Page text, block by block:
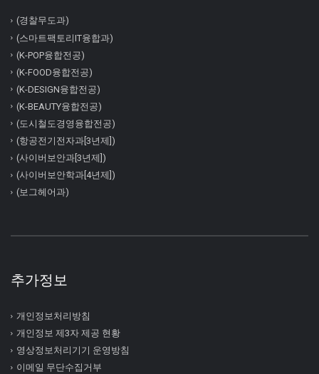
(경찰무도과)
(스마트팩토리IT융합과)
(K-POP융합전공)
(K-FOOD융합전공)
(K-DESIGN융합전공)
(K-BEAUTY융합전공)
(도시철도경영융합전공)
(항공전기전자과[3년제])
(사이버보안과[3년제])
(사이버보안학과[4년제])
(보그헤어과)
추가정보
개인정보처리방침
개인정보 제3자 제공 현황
영상정보처리기기 운영방침
이메일 무단수집거부